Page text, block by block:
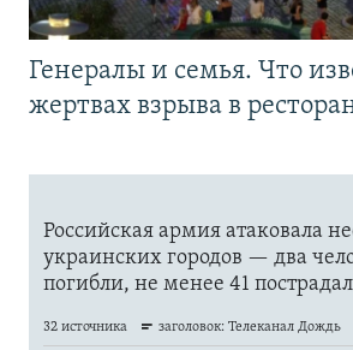
Генералы и семья. Что
жертвах взрыва в